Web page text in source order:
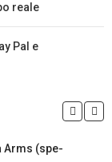
reale
Pal e
Arms (spe-